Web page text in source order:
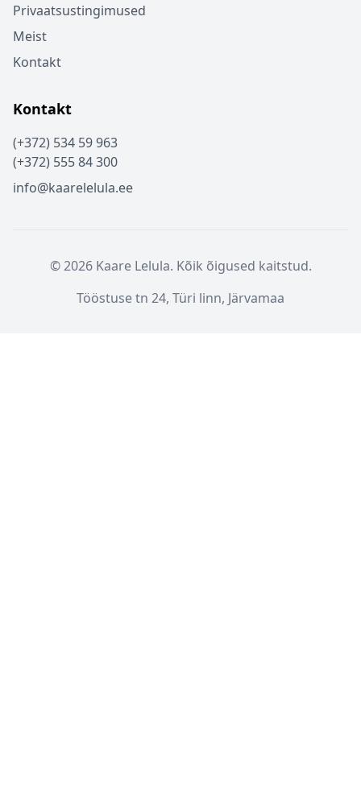
Privaatsustingimused
Meist
Kontakt
Kontakt
(+372) 534 59 963
(+372) 555 84 300
info@kaarelelula.ee
© 2026 Kaare Lelula. Kõik õigused kaitstud.
Tööstuse tn 24, Türi linn, Järvamaa